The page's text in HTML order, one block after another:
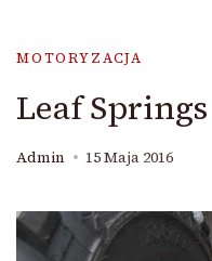
MOTORYZACJA
Leaf
Admin 15 Maja 2016